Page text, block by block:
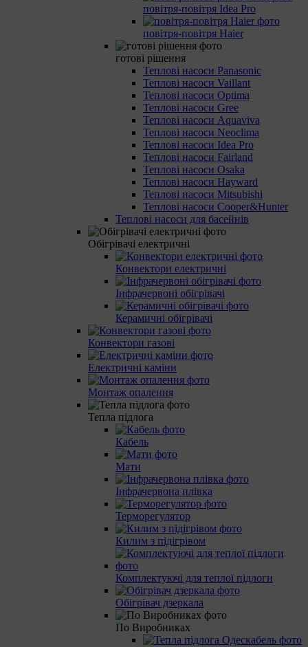
повітря-повітря Idea Pro
повітря-повітря Haier
готові рішення
Теплові насоси Panasonic
Теплові насоси Vaillant
Теплові насоси Optima
Теплові насоси Gree
Теплові насоси Aquaviva
Теплові насоси Neoclima
Теплові насоси Idea Pro
Теплові насоси Fairland
Теплові насоси Osaka
Теплові насоси Hayward
Теплові насоси Mitsubishi
Теплові насоси Cooper&Hunter
Теплові насоси для басейнів
Обігрівачі електричні
Конвектори електричні
Інфрачервоні обігрівачі
Керамичні обігрівачі
Конвектори газові
Електричні каміни
Монтаж опалення
Тепла підлога
Кабель
Мати
Інфрачервона плівка
Терморегулятор
Килим з підігрівом
Комплектуючі для теплої підлоги
Обігрівач дзеркала
По Виробниках